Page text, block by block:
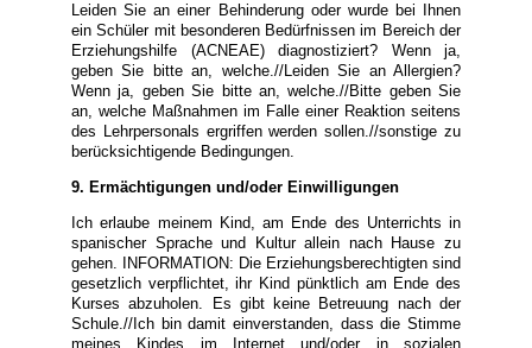
Leiden Sie an einer Behinderung oder wurde bei Ihnen
ein Schüler mit besonderen Bedürfnissen im Bereich der
Erziehungshilfe (ACNEAE) diagnostiziert? Wenn ja,
geben Sie bitte an, welche.//Leiden Sie an Allergien?
Wenn ja, geben Sie bitte an, welche.//Bitte geben Sie
an, welche Maßnahmen im Falle einer Reaktion seitens
des Lehrpersonals ergriffen werden sollen.//sonstige zu
berücksichtigende Bedingungen.
9. Ermächtigungen und/oder Einwilligungen
Ich erlaube meinem Kind, am Ende des Unterrichts in
spanischer Sprache und Kultur allein nach Hause zu
gehen. INFORMATION: Die Erziehungsberechtigten sind
gesetzlich verpflichtet, ihr Kind pünktlich am Ende des
Kurses abzuholen. Es gibt keine Betreuung nach der
Schule.//Ich bin damit einverstanden, dass die Stimme
meines Kindes im Internet und/oder in sozialen